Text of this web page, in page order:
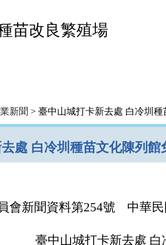
苗改良繁殖場
新聞 > 臺中山城打卡新去處 白冷圳
處 白冷圳種苗文化陳列館
會新聞資料第254號 中華民
臺中山城打卡新去處